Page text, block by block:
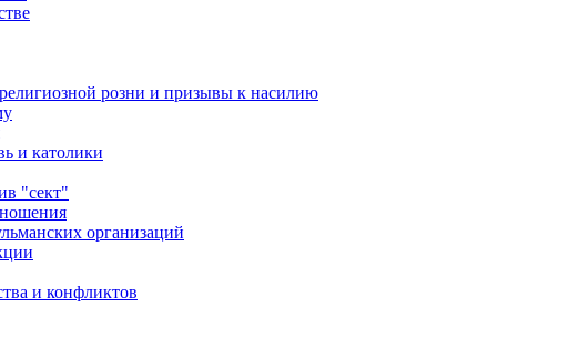
розни и призывы к насилию
и католики
"сект"
организаций
и конфликтов